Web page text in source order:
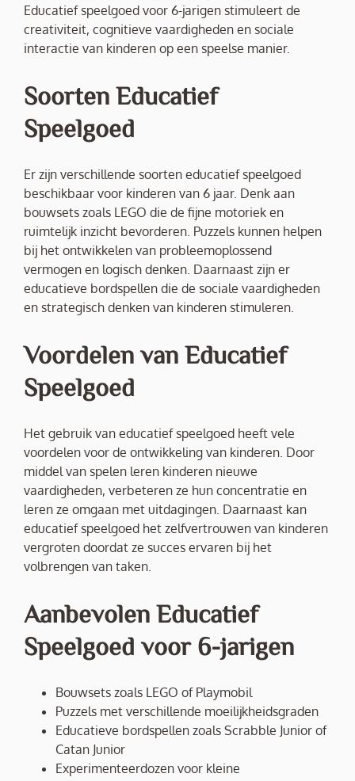
Educatief speelgoed voor 6-jarigen stimuleert de
creativiteit, cognitieve vaardigheden en sociale
interactie van kinderen op een speelse manier.
Soorten Educatief
Speelgoed
Er zijn verschillende soorten educatief speelgoed
beschikbaar voor kinderen van 6 jaar. Denk aan
bouwsets zoals LEGO die de fijne motoriek en
ruimtelijk inzicht bevorderen. Puzzels kunnen helpen
bij het ontwikkelen van probleemoplossend
vermogen en logisch denken. Daarnaast zijn er
educatieve bordspellen die de sociale vaardigheden
en strategisch denken van kinderen stimuleren.
Voordelen van Educatief
Speelgoed
Het gebruik van educatief speelgoed heeft vele
voordelen voor de ontwikkeling van kinderen. Door
middel van spelen leren kinderen nieuwe
vaardigheden, verbeteren ze hun concentratie en
leren ze omgaan met uitdagingen. Daarnaast kan
educatief speelgoed het zelfvertrouwen van kinderen
vergroten doordat ze succes ervaren bij het
volbrengen van taken.
Aanbevolen Educatief
Speelgoed voor 6-jarigen
Bouwsets zoals LEGO of Playmobil
Puzzels met verschillende moeilijkheidsgraden
Educatieve bordspellen zoals Scrabble Junior of
Catan Junior
Experimenteerdozen voor kleine